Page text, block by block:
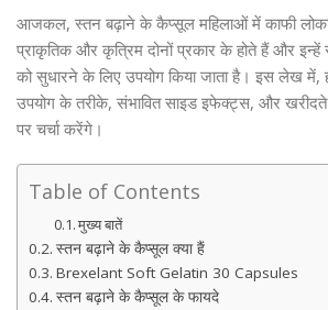
आजकल, स्तन बढ़ाने के कैप्सूल महिलाओं में काफी
प्राकृतिक और कृत्रिम दोनों प्रकार के होते हैं और
को सुधारने के लिए उपयोग किया जाता है। इस लेख
उपयोग के तरीके, संभावित साइड इफेक्ट्स, और खरीदते
पर चर्चा करेंगे।
Table of Contents
मुख्य बातें
स्तन बढ़ाने के कैप्सूल क्या हैं
Brexelant Soft Gelatin 30 Capsules
स्तन बढ़ाने के कैप्सूल के फायदे